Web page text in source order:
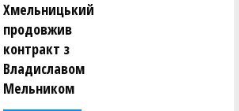
Хмельницький
продовжив
контракт з
Владиславом
Мельником